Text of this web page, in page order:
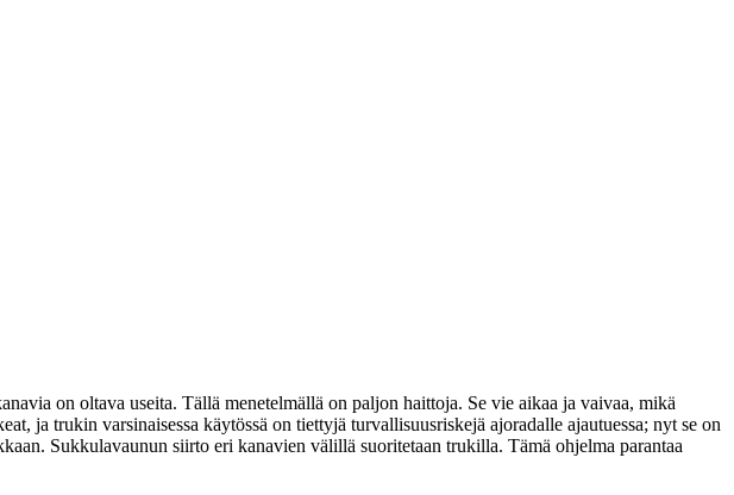
on oltava useita. Tällä menetelmällä on paljon haittoja. Se vie aikaa ja vaivaa, mikä
ja trukin varsinaisessa käytössä on tiettyjä turvallisuusriskejä ajoradalle ajautuessa; nyt se on
Sukkulavaunun siirto eri kanavien välillä suoritetaan trukilla. Tämä ohjelma parantaa